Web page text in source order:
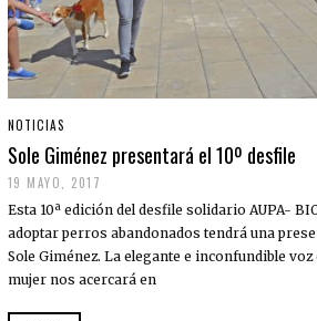
NOTICIAS
Sole Giménez presentará el 10º desfile
19 MAYO, 2017
Esta 10ª edición del desfile solidario AUPA-
adoptar perros abandonados tendrá una
Sole Giménez. La elegante e inconfundible
mujer nos acercará en